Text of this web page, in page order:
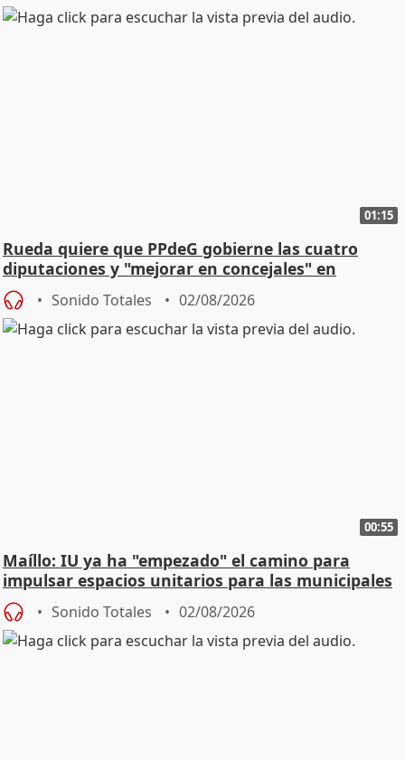
01:15
Rueda quiere que PPdeG gobierne las cuatro
diputaciones y "mejorar en concejales" en
ciudades
Sonido Totales 02/08/2026
00:55
Maíllo: IU ya ha "empezado" el camino para
impulsar espacios unitarios para las municipales
Sonido Totales 02/08/2026